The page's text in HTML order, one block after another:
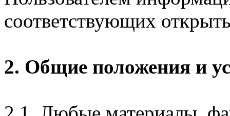
соответствующих
2. Общие положения и